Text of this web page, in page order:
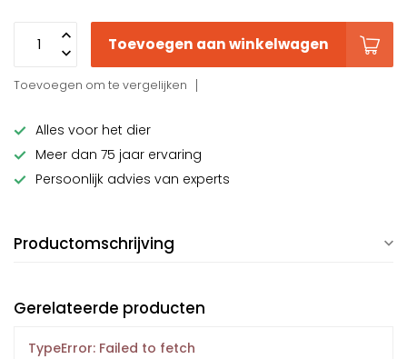
Toevoegen aan winkelwagen
Toevoegen om te vergelijken
Alles voor het dier
Meer dan 75 jaar ervaring
Persoonlijk advies van experts
Productomschrijving
Gerelateerde producten
TypeError: Failed to fetch